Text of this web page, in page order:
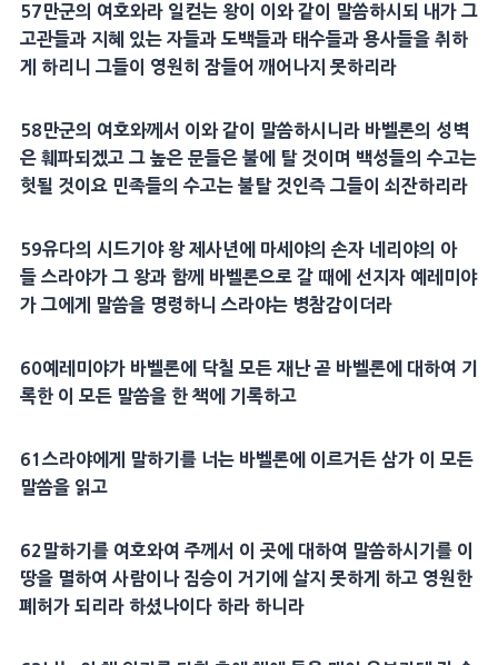
57만군의 여호와라 일컫는 왕이 이와 같이 말씀하시되 내가 그
고관들과 지혜 있는 자들과 도백들과 태수들과 용사들을 취하
게 하리니 그들이 영원히 잠들어 깨어나지 못하리라
58만군의 여호와께서 이와 같이 말씀하시니라 바벨론의 성벽
은 훼파되겠고 그 높은 문들은 불에 탈 것이며 백성들의 수고는
헛될 것이요 민족들의 수고는 불탈 것인즉 그들이 쇠잔하리라
59유다의 시드기야왕 제사년에 마세야의 손자 네리야의 아
들 스라야가 그 왕과 함께 바벨론으로 갈 때에 선지자 예레미야
가 그에게 말씀을 명령하니 스라야는 병참감이더라
60예레미야가 바벨론에 닥칠 모든 재난 곧 바벨론에 대하여 기
록한 이 모든 말씀을 한 책에 기록하고
61 스라야에게 말하기를 너는 바벨론에 이르거든 삼가 이 모든
말씀을 읽고
62말하기를 여호와여 주께서 이 곳에 대하여 말씀하시기를 이
땅을 멸하여 사람이나 짐승이 거기에 살지 못하게 하고 영원한
폐허가 되리라 하셨나이다 하라 하니라